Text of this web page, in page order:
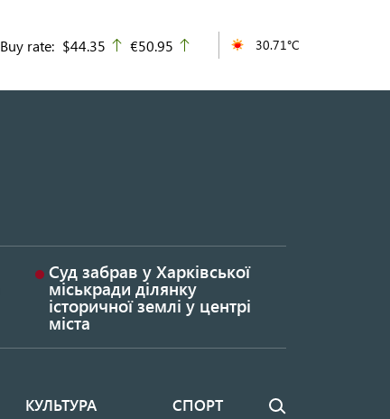
Buy rate: $44.35 up
€50.95 30.71°C
Суд забрав у Харківської
міськради ділянку
історичної землі у центрі
міста
КУЛЬТУРА СПОРТ Пошук